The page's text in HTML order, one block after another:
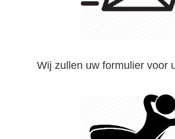
Wij zullen uw formulier voor